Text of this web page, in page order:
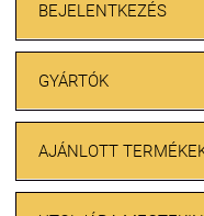
BEJELENTKEZÉS
GYÁRTÓK
AJÁNLOTT